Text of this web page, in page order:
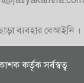
ব্যবহার বেআইনি ।
কর্তৃক সর্বস্বত্ব